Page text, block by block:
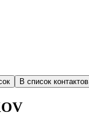
В список контактов